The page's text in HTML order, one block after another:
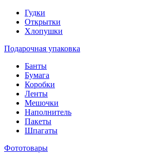
Гудки
Открытки
Хлопушки
Подарочная упаковка
Банты
Бумага
Коробки
Ленты
Мешочки
Наполнитель
Пакеты
Шпагаты
Фототовары